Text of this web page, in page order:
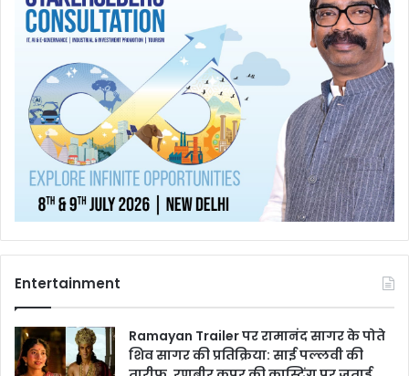
Entertainment
Ramayan Trailer पर रामानंद सागर के पोते
शिव सागर की प्रतिक्रिया: साई पल्लवी की